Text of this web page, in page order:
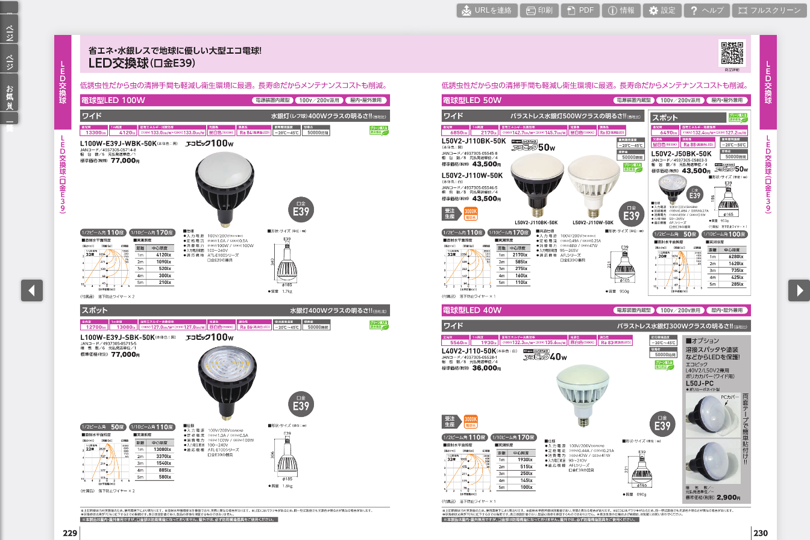
URLを連絡 印刷 PDF 情報 設定 ヘルプ フルスクリーン
ページ一覧
ページ検索
お気に入り